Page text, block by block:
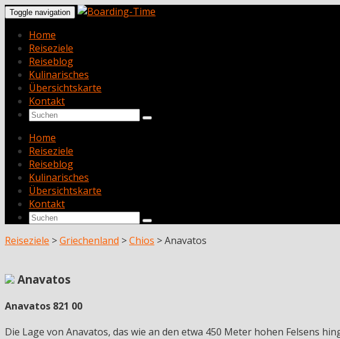
Toggle navigation
Home
Reiseziele
Reiseblog
Kulinarisches
Übersichtskarte
Kontakt
Home
Reiseziele
Reiseblog
Kulinarisches
Übersichtskarte
Kontakt
Reiseziele >Griechenland >Chios >Anavatos
Anavatos
Anavatos 821 00
Die Lage von Anavatos, das wie an den etwa 450 Meter hohen Felsens